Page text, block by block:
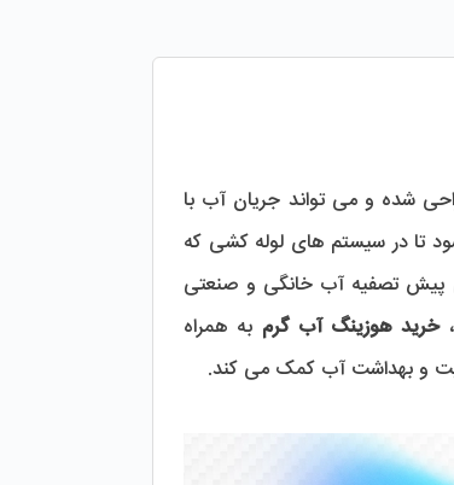
خرید هوزینگ آب گرم
و بهداشت آب کمک می کند.